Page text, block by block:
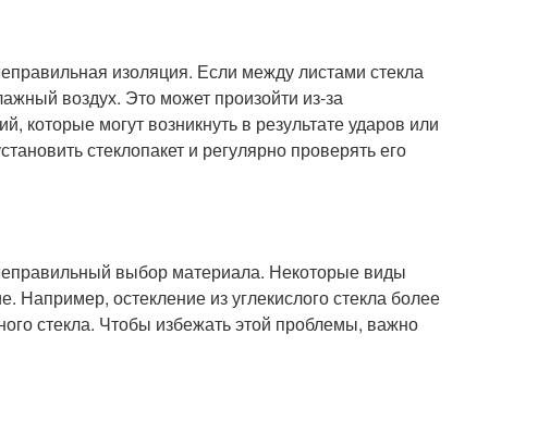
изоляция. Если между листами стекла
воздух. Это может произойти из-за
которые могут возникнуть в результате ударов или
стеклопакет и регулярно проверять его
выбор материала. Некоторые виды
Например, остекление из углекислого стекла более
стекла. Чтобы избежать этой проблемы, важно